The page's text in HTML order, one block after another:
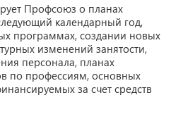
Профсоюз о планах
календарный год,
программах, создании новых
изменений занятости,
персонала, планах
по профессиям, основных
за счет средств